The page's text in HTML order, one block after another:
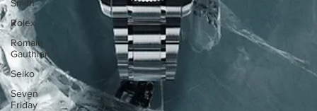
Smith
Rolex
Romain
Gauthier
Seiko
Seven
Friday